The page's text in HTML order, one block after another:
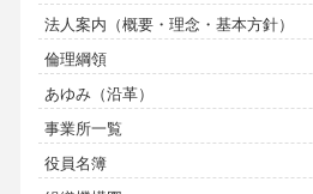
法人案内（概要・理念・基本方針）
倫理綱領
あゆみ（沿革）
事業所一覧
役員名簿